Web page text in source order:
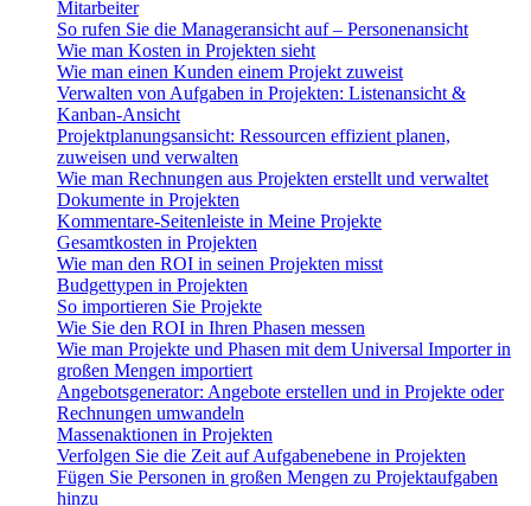
Mitarbeiter
So rufen Sie die Manageransicht auf – Personenansicht
Wie man Kosten in Projekten sieht
Wie man einen Kunden einem Projekt zuweist
Verwalten von Aufgaben in Projekten: Listenansicht &
Kanban-Ansicht
Projektplanungsansicht: Ressourcen effizient planen,
zuweisen und verwalten
Wie man Rechnungen aus Projekten erstellt und verwaltet
Dokumente in Projekten
Kommentare-Seitenleiste in Meine Projekte
Gesamtkosten in Projekten
Wie man den ROI in seinen Projekten misst
Budgettypen in Projekten
So importieren Sie Projekte
Wie Sie den ROI in Ihren Phasen messen
Wie man Projekte und Phasen mit dem Universal Importer in
großen Mengen importiert
Angebotsgenerator: Angebote erstellen und in Projekte oder
Rechnungen umwandeln
Massenaktionen in Projekten
Verfolgen Sie die Zeit auf Aufgabenebene in Projekten
Fügen Sie Personen in großen Mengen zu Projektaufgaben
hinzu